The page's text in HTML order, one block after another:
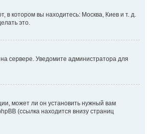
в котором вы находитесь: Москва, Киев и т. д.
это.
сервере. Уведомите администратора для
может ли он установить нужный вам
(ссылка находится внизу страниц